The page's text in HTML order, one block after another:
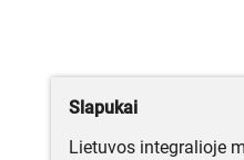
Slapukai
Lietuvos integralioje